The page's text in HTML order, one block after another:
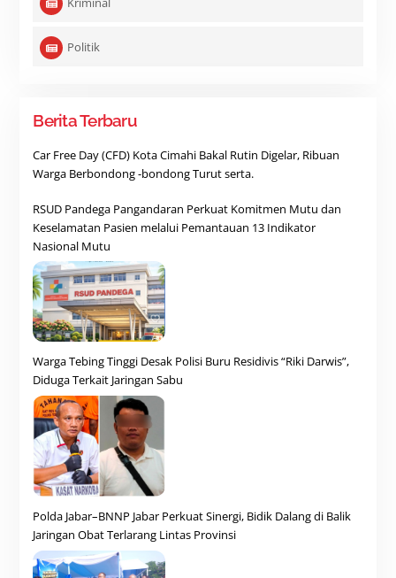
Politik
Berita Terbaru
Car Free Day (CFD) Kota Cimahi Bakal Rutin Digelar, Ribuan
Warga Berbondong -bondong Turut serta.
RSUD Pandega Pangandaran Perkuat Komitmen Mutu dan
Keselamatan Pasien melalui Pemantauan 13 Indikator
Nasional Mutu
Warga Tebing Tinggi Desak Polisi Buru Residivis “Riki Darwis”,
Diduga Terkait Jaringan Sabu
Polda Jabar–BNNP Jabar Perkuat Sinergi, Bidik Dalang di Balik
Jaringan Obat Terlarang Lintas Provinsi